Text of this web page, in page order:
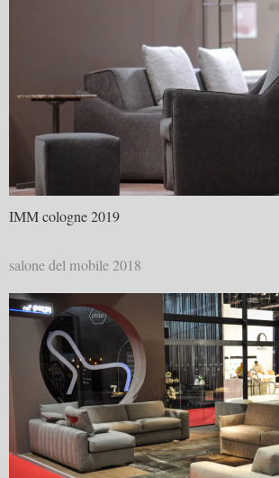
IMM cologne 2019
salone del mobile 2018